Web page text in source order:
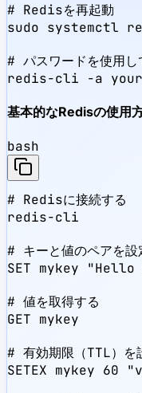
# Redisを再起動
sudo systemctl
# パスワードを使用し
redis-cli -a
基本的なRedisの使用
bash
# Redisに接続する
redis-cli
# キーと値のペアを設
SET mykey "Hello
# 値を取得する
GET mykey
# 有効期限（TTL）を
SETEX mykey 60